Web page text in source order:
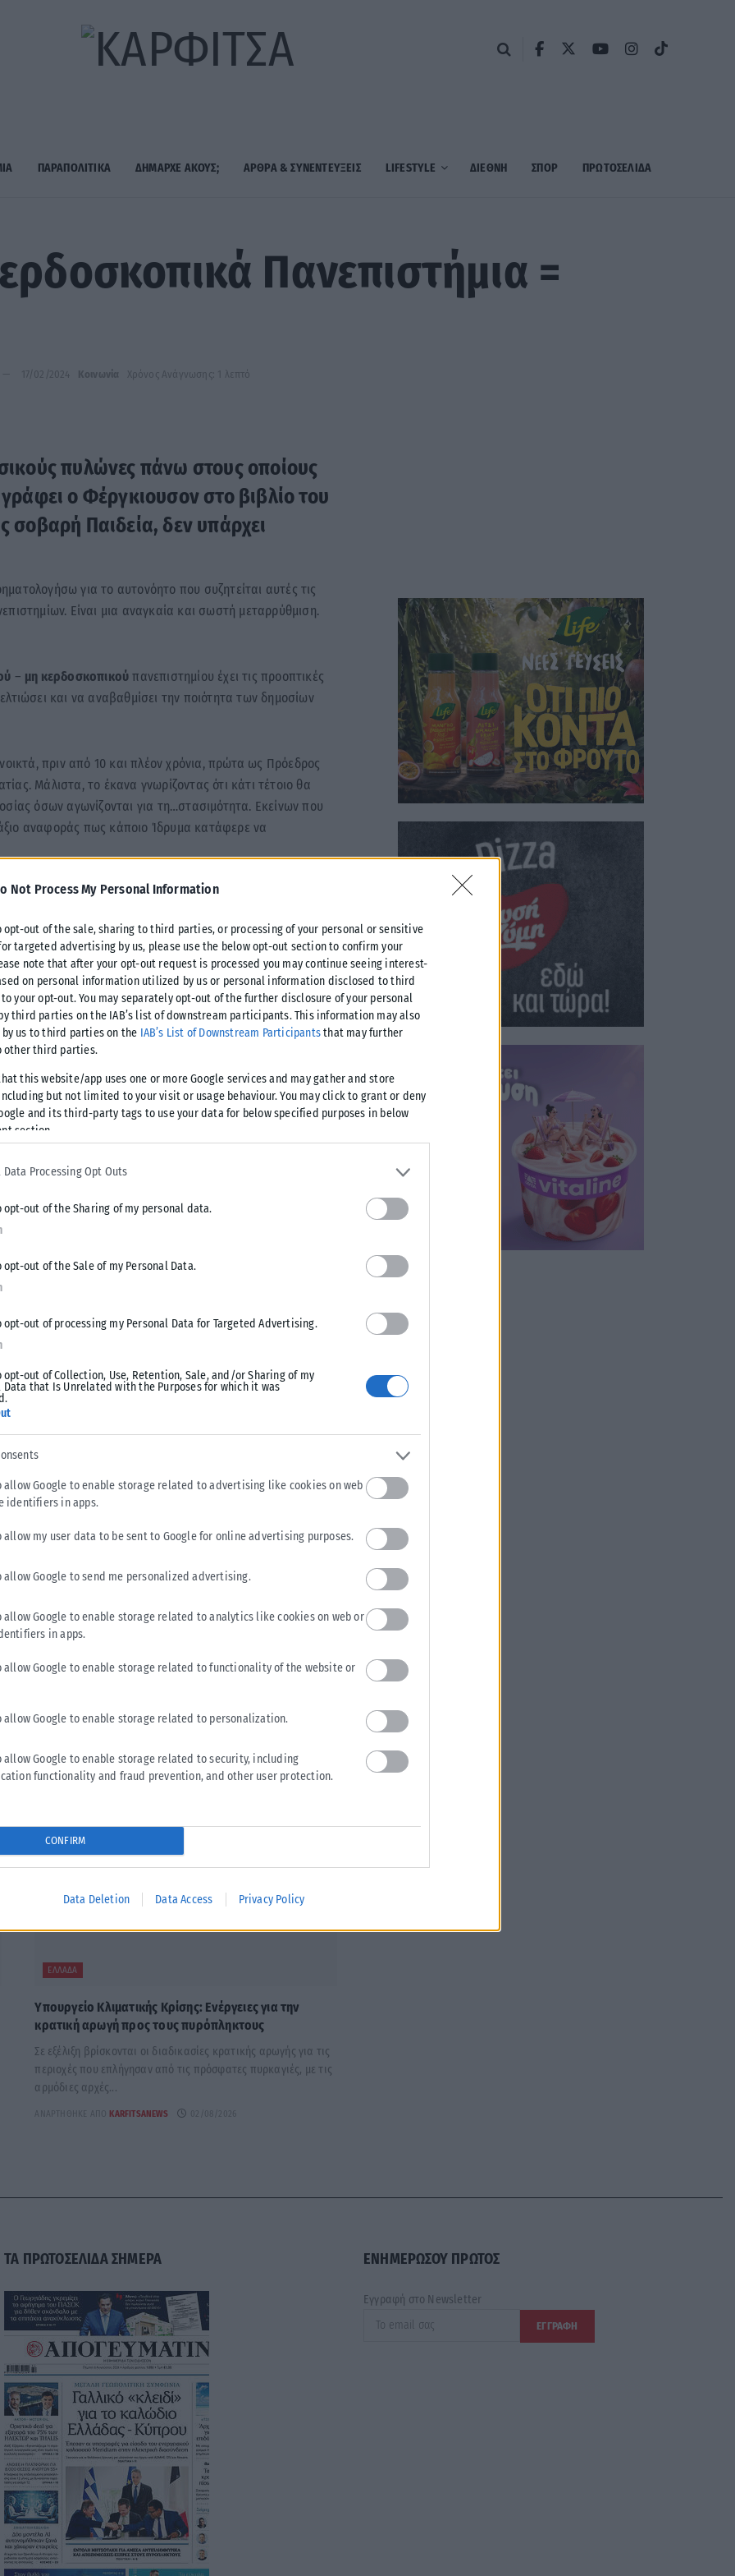
Not Process My Personal Information
opt-out of the sale, sharing to third parties, or processing of your personal or sensitive
targeted advertising by us, please use the below opt-out section to confirm your
note that after your opt-out request is processed you may continue seeing interest-
on personal information utilized by us or personal information disclosed to third
your opt-out. You may separately opt-out of the further disclosure of your personal
third parties on the IAB’s list of downstream participants. This information may also
by us to third parties on the IAB’s List of Downstream Participantsthat may further
other third parties.
this website/app uses one or more Google services and may gather and store
but not limited to your visit or usage behaviour. You may click to grant or deny
and its third-party tags to use your data for below specified purposes in below
section.
Data Processing Opt Outs
opt-out of the Sharing of my personal data.
opt-out of the Sale of my Personal Data.
opt-out of processing my Personal Data for Targeted Advertising.
opt-out of Collection, Use, Retention, Sale, and/or Sharing of my
Data that Is Unrelated with the Purposes for which it was
allow Google to enable storage related to advertising like cookies on web
identifiers in apps.
allow my user data to be sent to Google for online advertising purposes.
allow Google to send me personalized advertising.
allow Google to enable storage related to analytics like cookies on web or
in apps.
allow Google to enable storage related to functionality of the website or
allow Google to enable storage related to personalization.
allow Google to enable storage related to security, including
functionality and fraud prevention, and other user protection.
CONFIRM
Data Deletion Data Access Privacy Policy
ΠΑΡΑΠΟΛΙΤΙΚΑ ΔΗΜΑΡΧE ΑΚΟΥΣ; ΑΡΘΡΑ & ΣΥΝΕΝΤΕΥΞΕΙΣ LIFESTYLE ΔΙΕΘΝΗ ΣΠΟΡ ΠΡΩΤΟΣΈΛΙΔΑ
Πανεπιστήμια =
17/02/2024 Κοινωνία Χρόνος Ανάγνωσης: 1 λεπτό
πυλώνες πάνω στους οποίους
ο Φέργκιουσον στο βιβλίο του
σοβαρή Παιδεία, δεν υπάρχει
για το αυτονόητο που συζητείται αυτές τις
Είναι μια αναγκαία και σωστή μεταρρύθμιση.
– μη κερδοσκοπικού πανεπιστημίου έχει τις προοπτικές
και να αναβαθμίσει την ποιότητα των δημοσίων
πριν από 10 και πλέον χρόνια, πρώτα ως Πρόεδρος
Μάλιστα, το έκανα γνωρίζοντας ότι κάτι τέτοιο θα
όσων αγωνίζονται για τη…στασιμότητα. Εκείνων που
αναφοράς πως κάποιο Ίδρυμα κατάφερε να
κόσμο του αύριοστα Δημόσια Ιδρύματα. Στα
βάρος, με σκοπό να βάλουμε τα Πανεπιστήμιά μας σε
μέσα από τρεις καθοριστικούς καταλύτες.
σε περιφερειακά κέντρα εκπαίδευσης, ιδιαίτερα
τα εχέγγυα να γίνουν κόμβος έρευνας και
προγράμματα σπουδών, σε προπτυχιακό και
αφενός να προσελκύουν περισσότερους
ένα δίκτυο (networking) στη Νοτιανατολική Ευρώπη
το Πανεπιστήμιο Μακεδονίας να ιδρύσει ένα τμήμα στα
θετικό αντίκτυπο που θα έχει μια τέτοια ενέργεια για
να γίνουν κατ’ εξοχήν χώρος παραγωγής νέας
ανάπτυξη. Αυτό περνάει μέσα από τα αναγκαία
προγράμματα, με την δέσμευση πρόσληψης ποσοστού των
ενώ ταυτόχρονα θα μειωθούν με αυτόν τον τρόπο τα
τις συνέργειες θα αναβαθμιστούν οι υποδομές αλλά
αυτό ας σκεφτούμε πόσο σημαντικό είναι να
σαν αυτό που υλοποιούμε ως δικηγορική εταιρεία
και θέσεις εργασίας σε πολλούς φοιτητές.
με τις δικές τους δυνάμεις, πρέπει να συνδέεται
οι δείκτες θα διαμορφώνουν μια λίστα αξιολόγησης
που έχει το κάθε πανεπιστήμιο θα λαμβάνει και την
μη μπορεί το κάθε Πανεπιστήμιο να χρηματοδοτείται και
Πανεπιστημίων, όσο και αν το θεωρώ εξόχως σημαντικό.
Στο χέρι μας είναι να εφαρμοστούν.
ΕΛΛΆΔΑ
Υπουργείο Κλιματικής Κρίσης: Ενέργειες για την
κρατική αρωγή προς τους πυρόπληκτους
Σε εξέλιξη βρίσκονται οι διαδικασίες κρατικής αρωγής για τις
περιοχές που επλήγησαν από τις πρόσφατες πυρκαγιές, με τις
αρμόδιες αρχές...
ΑΝΑΡΤΉΘΗΚΕ ΑΠΌ KARFITSANEWS 02/08/2026
ΤΑ ΠΡΩΤΟΣΕΛΙΔΑ ΣΗΜΕΡΑ ΕΝΗΜΕΡΩΣΟΥ ΠΡΩΤΟΣ
Εγγραφή στο Newsletter